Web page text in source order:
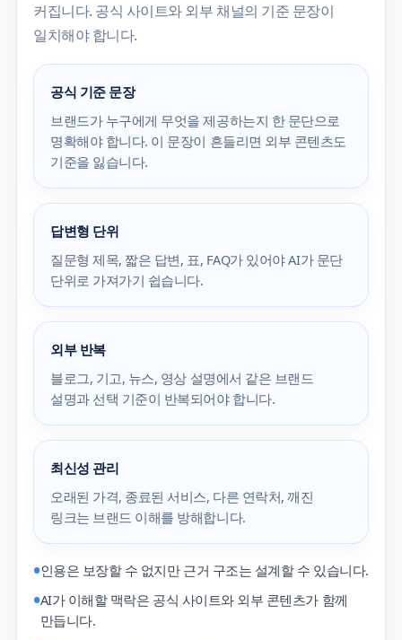
커집니다. 공식 사이트와 외부 채널의 기준 문장이
일치해야 합니다.
공식 기준 문장
브랜드가 누구에게 무엇을 제공하는지 한 문단으로
명확해야 합니다. 이 문장이 흔들리면 외부 콘텐츠도
기준을 잃습니다.
답변형 단위
질문형 제목, 짧은 답변, 표, FAQ가 있어야 AI가 문단
단위로 가져가기 쉽습니다.
외부 반복
블로그, 기고, 뉴스, 영상 설명에서 같은 브랜드
설명과 선택 기준이 반복되어야 합니다.
최신성 관리
오래된 가격, 종료된 서비스, 다른 연락처, 깨진
링크는 브랜드 이해를 방해합니다.
인용은 보장할 수 없지만 근거 구조는 설계할 수 있습니다.
AI가 이해할 맥락은 공식 사이트와 외부 콘텐츠가 함께
만듭니다.